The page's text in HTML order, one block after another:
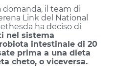
domanda, il team di
Link del National
ha deciso di
nel sistema
intestinale di 20
prima a una dieta
cheto, o viceversa.